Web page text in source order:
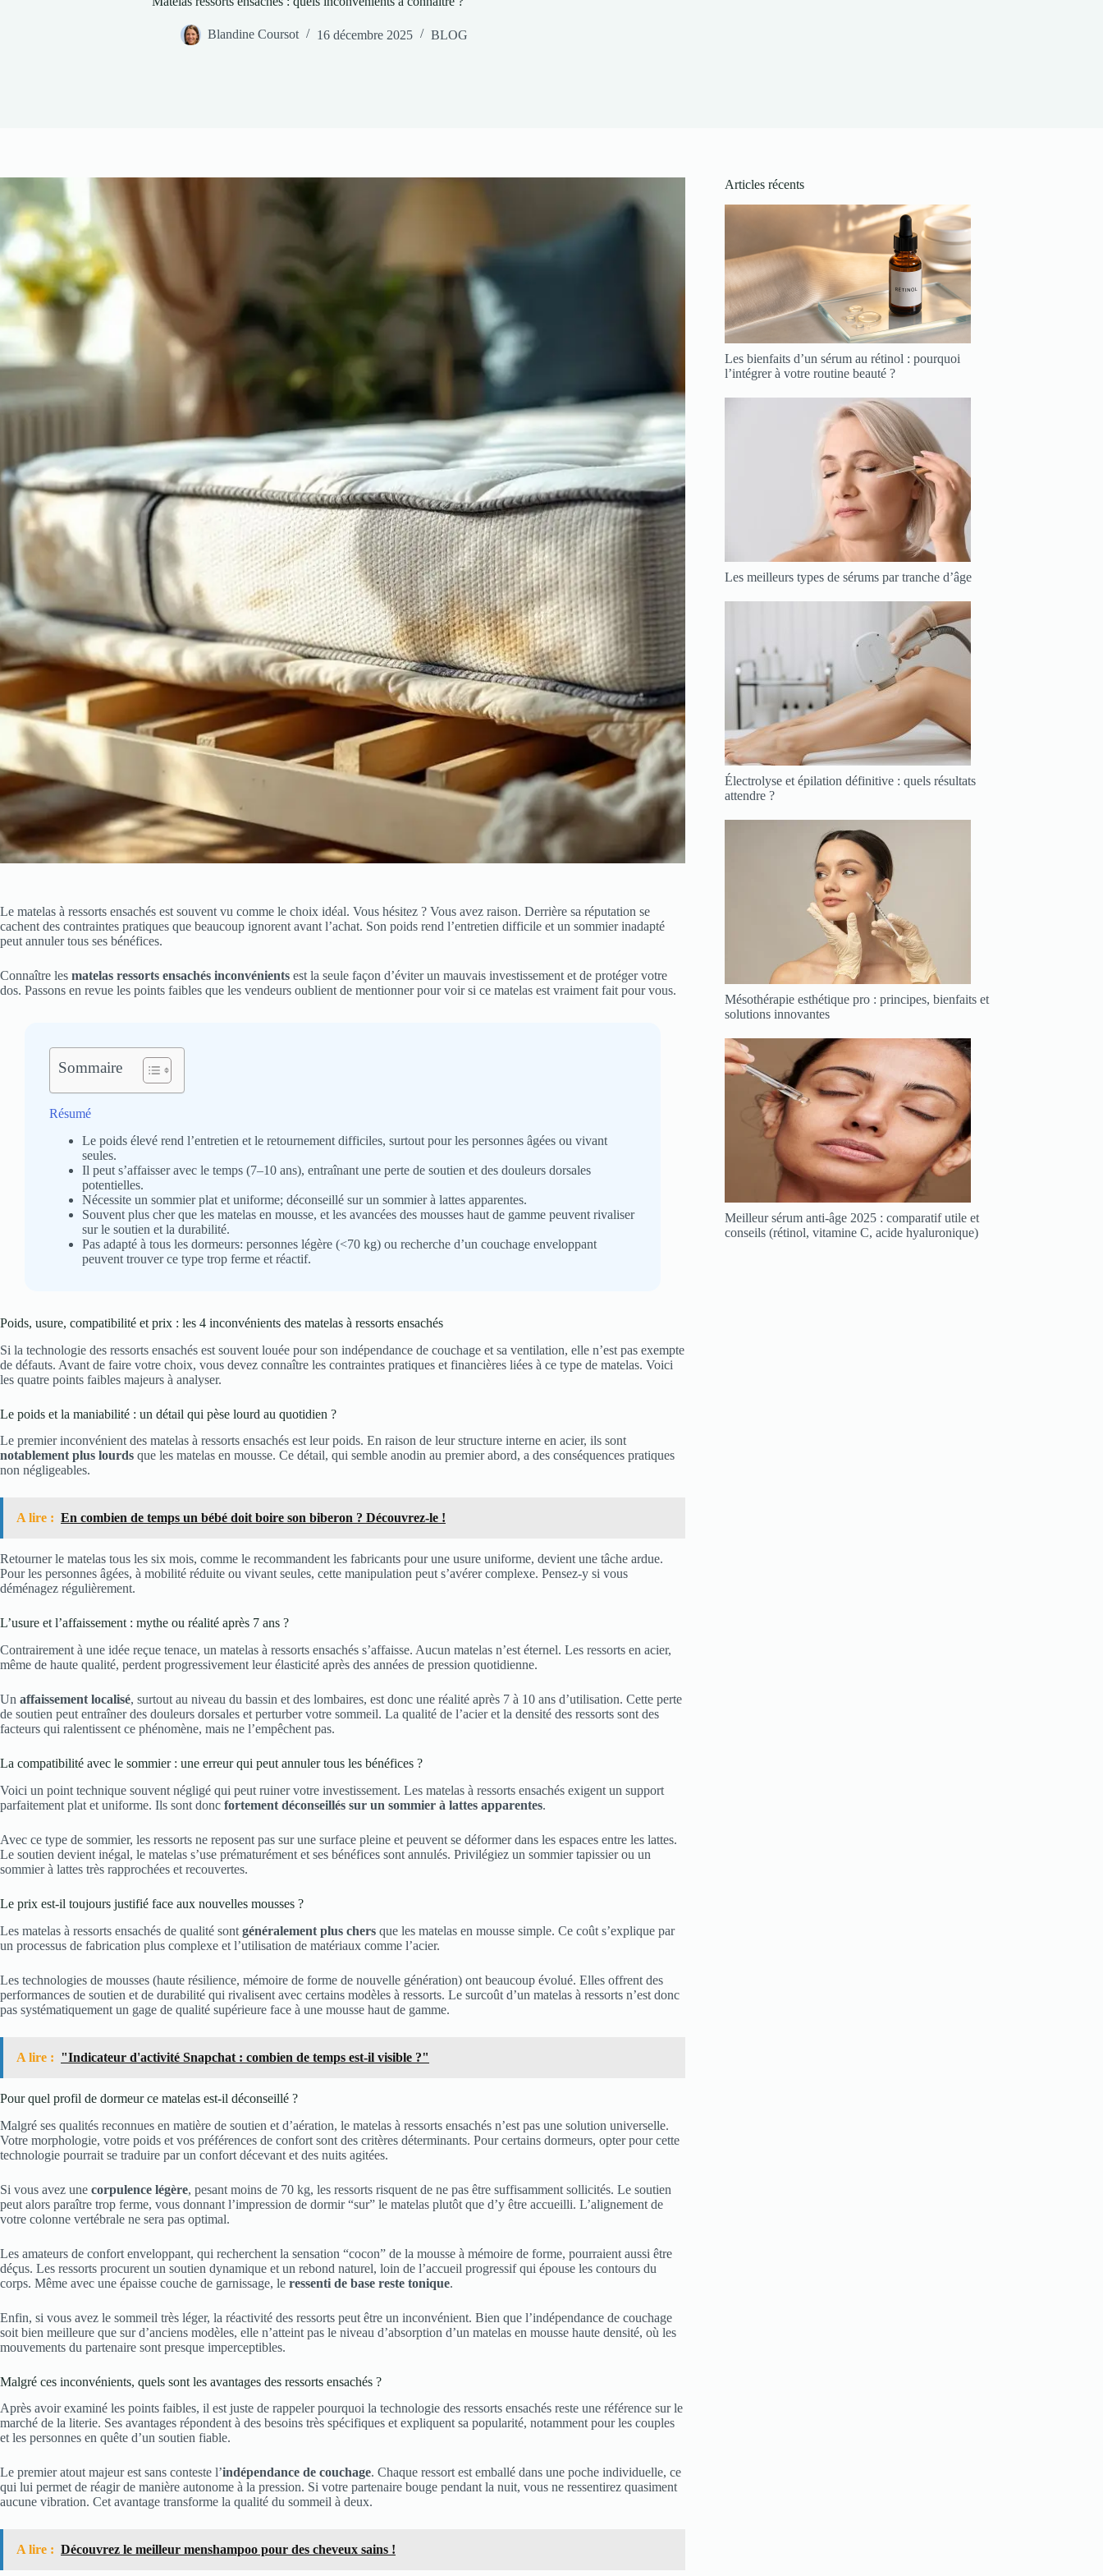
Blandine Coursot 16 décembre 2025 BLOG
Le matelas à ressorts ensachés est souvent vu comme le choix idéal. Vous hésitez ? Vous avez raison. Derrière sa réputation se
cachent des contraintes pratiques que beaucoup ignorent avant l’achat. Son poids rend l’entretien difficile et un sommier inadapté
peut annuler tous ses bénéfices.
Connaître les matelas ressorts ensachés inconvénients est la seule façon d’éviter un mauvais investissement et de protéger votre
dos. Passons en revue les points faibles que les vendeurs oublient de mentionner pour voir si ce matelas est vraiment fait pour vous.
Sommaire
Résumé
Le poids élevé rend l’entretien et le retournement difficiles, surtout pour les personnes âgées ou vivant
seules.
Il peut s’affaisser avec le temps (7–10 ans), entraînant une perte de soutien et des douleurs dorsales
potentielles.
Nécessite un sommier plat et uniforme; déconseillé sur un sommier à lattes apparentes.
Souvent plus cher que les matelas en mousse, et les avancées des mousses haut de gamme peuvent rivaliser
sur le soutien et la durabilité.
Pas adapté à tous les dormeurs: personnes légère (<70 kg) ou recherche d’un couchage enveloppant
peuvent trouver ce type trop ferme et réactif.
Poids, usure, compatibilité et prix : les 4 inconvénients des matelas à ressorts ensachés
Si la technologie des ressorts ensachés est souvent louée pour son indépendance de couchage et sa ventilation, elle n’est pas exempte
de défauts. Avant de faire votre choix, vous devez connaître les contraintes pratiques et financières liées à ce type de matelas. Voici
les quatre points faibles majeurs à analyser.
Le poids et la maniabilité : un détail qui pèse lourd au quotidien ?
Le premier inconvénient des matelas à ressorts ensachés est leur poids. En raison de leur structure interne en acier, ils sont
notablement plus lourds que les matelas en mousse. Ce détail, qui semble anodin au premier abord, a des conséquences pratiques
non négligeables.
A lire : En combien de temps un bébé doit boire son biberon ? Découvrez-le !
Retourner le matelas tous les six mois, comme le recommandent les fabricants pour une usure uniforme, devient une tâche ardue.
Pour les personnes âgées, à mobilité réduite ou vivant seules, cette manipulation peut s’avérer complexe. Pensez-y si vous
déménagez régulièrement.
L’usure et l’affaissement : mythe ou réalité après 7 ans ?
Contrairement à une idée reçue tenace, un matelas à ressorts ensachés s’affaisse. Aucun matelas n’est éternel. Les ressorts en acier,
même de haute qualité, perdent progressivement leur élasticité après des années de pression quotidienne.
Un affaissement localisé, surtout au niveau du bassin et des lombaires, est donc une réalité après 7 à 10 ans d’utilisation. Cette perte
de soutien peut entraîner des douleurs dorsales et perturber votre sommeil. La qualité de l’acier et la densité des ressorts sont des
facteurs qui ralentissent ce phénomène, mais ne l’empêchent pas.
La compatibilité avec le sommier : une erreur qui peut annuler tous les bénéfices ?
Voici un point technique souvent négligé qui peut ruiner votre investissement. Les matelas à ressorts ensachés exigent un support
parfaitement plat et uniforme. Ils sont donc fortement déconseillés sur un sommier à lattes apparentes.
Avec ce type de sommier, les ressorts ne reposent pas sur une surface pleine et peuvent se déformer dans les espaces entre les lattes.
Le soutien devient inégal, le matelas s’use prématurément et ses bénéfices sont annulés. Privilégiez un sommier tapissier ou un
sommier à lattes très rapprochées et recouvertes.
Le prix est-il toujours justifié face aux nouvelles mousses ?
Les matelas à ressorts ensachés de qualité sont généralement plus chers que les matelas en mousse simple. Ce coût s’explique par
un processus de fabrication plus complexe et l’utilisation de matériaux comme l’acier.
Les technologies de mousses (haute résilience, mémoire de forme de nouvelle génération) ont beaucoup évolué. Elles offrent des
performances de soutien et de durabilité qui rivalisent avec certains modèles à ressorts. Le surcoût d’un matelas à ressorts n’est donc
pas systématiquement un gage de qualité supérieure face à une mousse haut de gamme.
A lire : "Indicateur d'activité Snapchat : combien de temps est-il visible ?"
Pour quel profil de dormeur ce matelas est-il déconseillé ?
Malgré ses qualités reconnues en matière de soutien et d’aération, le matelas à ressorts ensachés n’est pas une solution universelle.
Votre morphologie, votre poids et vos préférences de confort sont des critères déterminants. Pour certains dormeurs, opter pour cette
technologie pourrait se traduire par un confort décevant et des nuits agitées.
Si vous avez une corpulence légère, pesant moins de 70 kg, les ressorts risquent de ne pas être suffisamment sollicités. Le soutien
peut alors paraître trop ferme, vous donnant l’impression de dormir “sur” le matelas plutôt que d’y être accueilli. L’alignement de
votre colonne vertébrale ne sera pas optimal.
Les amateurs de confort enveloppant, qui recherchent la sensation “cocon” de la mousse à mémoire de forme, pourraient aussi être
déçus. Les ressorts procurent un soutien dynamique et un rebond naturel, loin de l’accueil progressif qui épouse les contours du
corps. Même avec une épaisse couche de garnissage, le ressenti de base reste tonique.
Enfin, si vous avez le sommeil très léger, la réactivité des ressorts peut être un inconvénient. Bien que l’indépendance de couchage
soit bien meilleure que sur d’anciens modèles, elle n’atteint pas le niveau d’absorption d’un matelas en mousse haute densité, où les
mouvements du partenaire sont presque imperceptibles.
Malgré ces inconvénients, quels sont les avantages des ressorts ensachés ?
Après avoir examiné les points faibles, il est juste de rappeler pourquoi la technologie des ressorts ensachés reste une référence sur le
marché de la literie. Ses avantages répondent à des besoins très spécifiques et expliquent sa popularité, notamment pour les couples
et les personnes en quête d’un soutien fiable.
Le premier atout majeur est sans conteste l’indépendance de couchage. Chaque ressort est emballé dans une poche individuelle, ce
qui lui permet de réagir de manière autonome à la pression. Si votre partenaire bouge pendant la nuit, vous ne ressentirez quasiment
aucune vibration. Cet avantage transforme la qualité du sommeil à deux.
A lire : Découvrez le meilleur menshampoo pour des cheveux sains !
Articles récents
Les bienfaits d’un sérum au rétinol : pourquoi
l’intégrer à votre routine beauté ?
Les meilleurs types de sérums par tranche d’âge
Électrolyse et épilation définitive : quels résultats
attendre ?
Mésothérapie esthétique pro : principes, bienfaits et
solutions innovantes
Meilleur sérum anti-âge 2025 : comparatif utile et
conseils (rétinol, vitamine C, acide hyaluronique)